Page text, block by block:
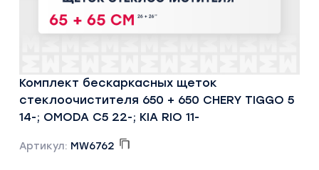
Комплект бескаркасных щеток
стеклоочистителя 650 + 650 CHERY TIGGO 5
14-; OMODA C5 22-; KIA RIO 11-
Артикул: MW6762